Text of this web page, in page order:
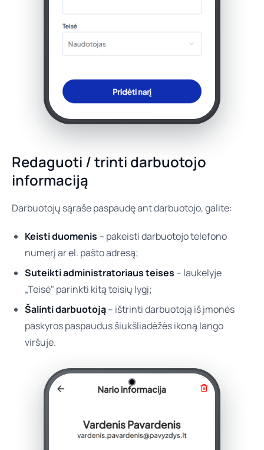
Redaguoti / trinti darbuotojo
informaciją
Darbuotojų sąraše paspaudę ant darbuotojo, galite:
Keisti duomenis – pakeisti darbuotojo telefono
numerį ar el. pašto adresą;
Suteikti administratoriaus teises – laukelyje
„Teisė" parinkti kitą teisių lygį;
Šalinti darbuotoją– ištrinti darbuotoją iš įmonės
paskyros paspaudus šiukšliadėžės ikoną lango
viršuje.